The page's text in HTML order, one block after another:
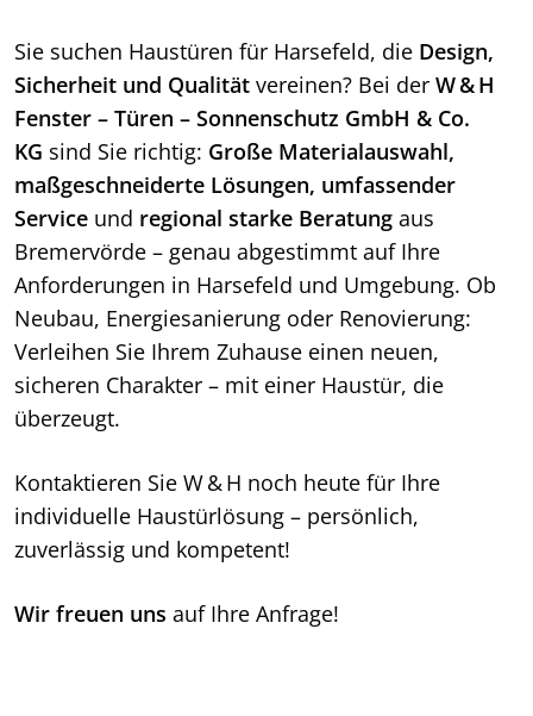
Sie suchen Haustüren für Harsefeld, die Design,
Sicherheit und Qualität vereinen? Bei der W&H
Fenster – Türen – Sonnenschutz GmbH & Co.
KG sind Sie richtig: Große Materialauswahl,
maßgeschneiderte Lösungen, umfassender
Service und regional starke Beratung aus
Bremervörde – genau abgestimmt auf Ihre
Anforderungen in Harsefeld und Umgebung. Ob
Neubau, Energiesanierung oder Renovierung:
Verleihen Sie Ihrem Zuhause einen neuen,
sicheren Charakter – mit einer Haustür, die
überzeugt.
Kontaktieren Sie W & H noch heute für Ihre
individuelle Haustürlösung – persönlich,
zuverlässig und kompetent!
Wir freuen uns auf Ihre Anfrage!